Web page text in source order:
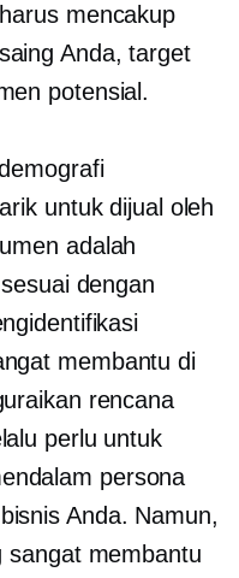
mencakup
Anda, target
potensial.
untuk dijual oleh
adalah
dengan
membantu di
rencana
perlu untuk
persona
Anda. Namun,
sangat membantu